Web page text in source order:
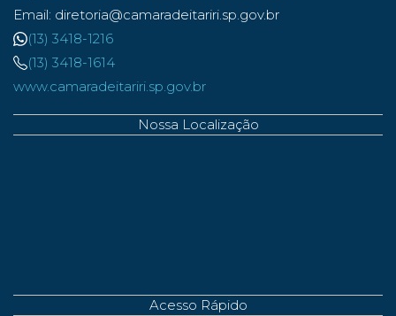
Email: diretoria@camaradeitariri.sp.gov.br
(13) 3418-1216
(13) 3418-1614
www.camaradeitariri.sp.gov.br
Nossa Localização
Acesso Rápido